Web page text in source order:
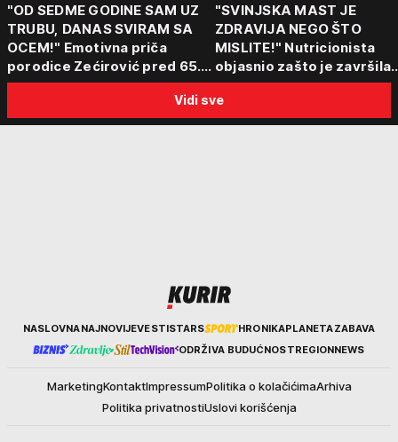
"OD SEDME GODINE SAM UZ
TRUBU, DANAS SVIRAM SA
OCEM!" Emotivna priča
porodice Zećirović pred 65.
Sabor trubača u Guči
"SVINJSKA MAST JE
ZDRAVIJA NEGO ŠTO
MISLITE!" Nutricionista
objasnio zašto je završila
među najzdravijim
namirnicama i šta
jesti leti, a šta preskočiti
Vidi sve
KurirNASLOVNANAJNOVIJEVESTISTARS HRONIKAPLANETAZABAVA
ODRŽIVA BUDUĆNOSTREGIONNEWS
MarketingKontaktImpressumPolitika o kolačićimaArhiva
Politika privatnostiUslovi korišćenja